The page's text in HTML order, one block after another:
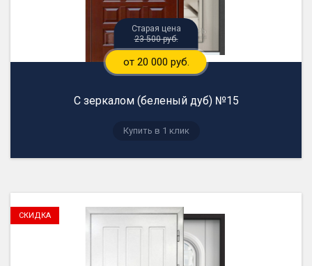
23 500 руб.
от 20 000 руб.
С зеркалом (беленый дуб) №15